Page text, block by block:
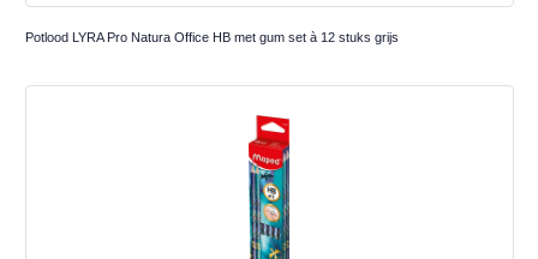
Potlood LYRA Pro Natura Office HB met gum set à 12 stuks grijs